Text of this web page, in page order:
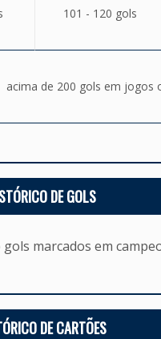
101 - 120 gols
acima de 200 gols em jogos
DE GOLS
marcados em
DE CARTÕES